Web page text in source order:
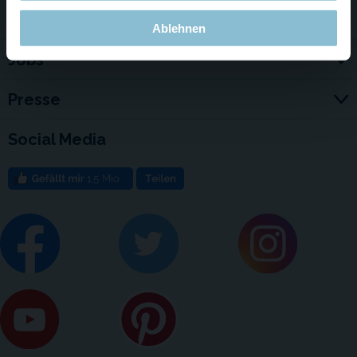
Ablehnen
Jobs
Presse
Social Media